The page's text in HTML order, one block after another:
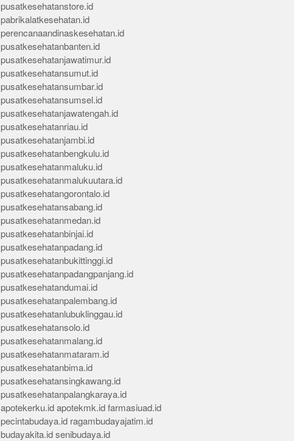
pusatkesehatanstore.id
pabrikalatkesehatan.id
perencanaandinaskesehatan.id
pusatkesehatanbanten.id
pusatkesehatanjawatimur.id
pusatkesehatansumut.id
pusatkesehatansumbar.id
pusatkesehatansumsel.id
pusatkesehatanjawatengah.id
pusatkesehatanriau.id
pusatkesehatanjambi.id
pusatkesehatanbengkulu.id
pusatkesehatanmaluku.id
pusatkesehatanmalukuutara.id
pusatkesehatangorontalo.id
pusatkesehatansabang.id
pusatkesehatanmedan.id
pusatkesehatanbinjai.id
pusatkesehatanpadang.id
pusatkesehatanbukittinggi.id
pusatkesehatanpadangpanjang.id
pusatkesehatandumai.id
pusatkesehatanpalembang.id
pusatkesehatanlubuklinggau.id
pusatkesehatansolo.id
pusatkesehatanmalang.id
pusatkesehatanmataram.id
pusatkesehatanbima.id
pusatkesehatansingkawang.id
pusatkesehatanpalangkaraya.id
apotekerku.id apotekmk.id farmasiuad.id
pecintabudaya.id ragambudayajatim.id
budayakita.id senibudaya.id